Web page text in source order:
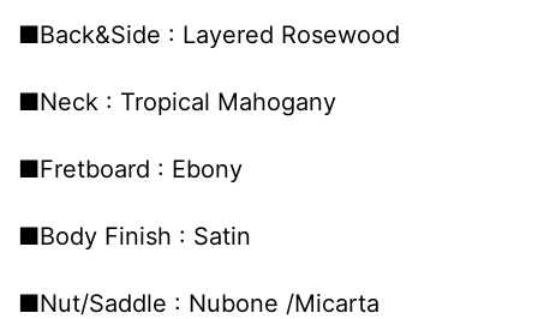
■Back&Side : Layered Rosewood
■Neck : Tropical Mahogany
■Fretboard : Ebony
■Body Finish : Satin
■Nut/Saddle : Nubone /Micarta